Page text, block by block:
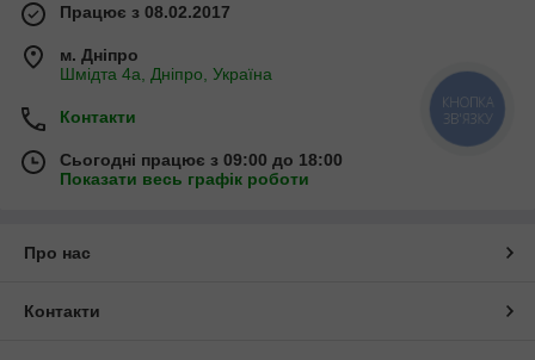
Працює з 08.02.2017
м. Дніпро
Шмідта 4а, Дніпро, Україна
Контакти
Сьогодні працює з 09:00 до 18:00
Показати весь графік роботи
Про нас
Контакти
ЗВ'ЯЗКУ